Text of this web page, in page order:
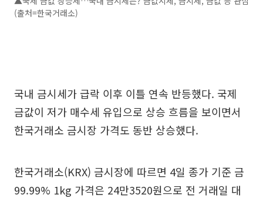
(출처=한국거래소)
국내 금시세가 급락 이후 이틀 연속 반등했다. 국제
금값이 저가 매수세 유입으로 상승 흐름을 보이면서
한국거래소 금시장 가격도 동반 상승했다.
한국거래소(KRX) 금시장에 따르면 4일 종가 기준 금
99.99% 1kg 가격은 24만3520원으로 전 거래일 대